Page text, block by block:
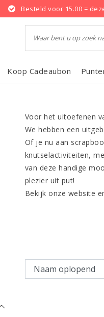
Besteld voor 15.00 =
Koop Cadeaubon
Voor het uitoefenen
We hebben een
Of je nu aan
knutselactiviteiten,
van deze handige
plezier uit put!
Bekijk onze website